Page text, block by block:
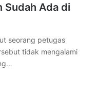
Sudah Ada di
seorang petugas
tidak mengalami